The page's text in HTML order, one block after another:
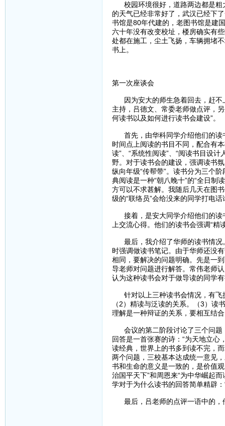
校园环境很好，道路两边都是粗
的天气已经非常好了，武汉已经下
书馆是80年代建的，老图书馆是建
六十年没有改变校址，楼房确实有
处都在施工，尘土飞扬，车辆拥堵
书上。
第一次座谈会
因为安大的师生急着回去，赶不
主持，吕德文、常委老师做点评，
何读书以及如何进行读书会建设”。
首先，由华科同学介绍他们的读
时间点上阅读的书目不同，配合有
读”、“系统性阅读”、“阅读书目设
野。对于读书会的建设，强调读书
纵向年级“传帮带”。读书分为三个
典阅读是一种“朝八晚十”的“全日制
方可以不求甚解。我随后几天在图
级的“联络员”会给没来的同学打电话
接着，是安大同学介绍他们的读
上交流心得。他们的读书会强调“精
最后，我介绍了华师的读书情况
时强调做读书笔记。由于华师还没
相同，要解决的问题明确。先是一
导老师对问题进行解答。常伟老师
认为这种读书会对于做导读的同学
针对以上三种读书会情况，有飞
（2）精读与泛读的关系。（3）读
理解是一种辩证的关系，要相互结
会议的第二阶段讨论了三个问题
回答是一首张赛的诗：“为天地立心
读经典，世界上的书多到读不完，
两个问题，三校基本达成统一意见
书和生命的意义是一致的，是价值
治国平天下”和周恩来“为中华崛起
学对于为什么读书的回答简单精辟
最后，吕老师的点评一语中的，